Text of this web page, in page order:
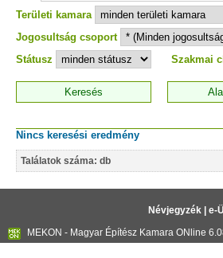
Területi kamara
Jogosultság csoport
Státusz
Szakmai
Nincs keresési eredmény
Találatok száma: db
Névjegyzék| e-
MEKON - Magyar Építész Kamara ONline